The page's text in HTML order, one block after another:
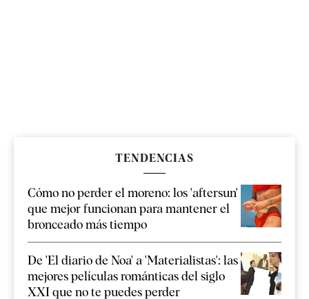
TENDENCIAS
Cómo no perder el moreno: los 'aftersun'
que mejor funcionan para mantener el
bronceado más tiempo
De 'El diario de Noa' a 'Materialistas': las
mejores películas románticas del siglo
XXI que no te puedes perder